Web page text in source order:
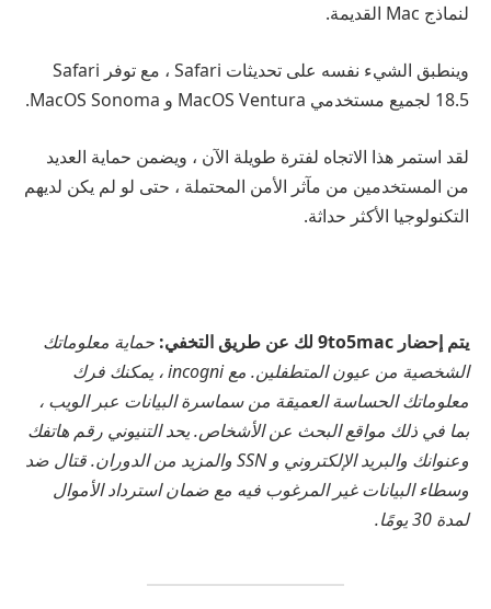
لنماذج Mac القديمة.
وينطبق الشيء نفسه على تحديثات Safari ، مع توفر Safari
18.5 لجميع مستخدمي MacOS Ventura و MacOS Sonoma.
لقد استمر هذا الاتجاه لفترة طويلة الآن ، ويضمن حماية العديد
من المستخدمين من مآثر الأمن المحتملة ، حتى لو لم يكن لديهم
التكنولوجيا الأكثر حداثة.
يتم إحضار 9to5mac لك عن طريق التخفي:
حماية معلوماتك
الشخصية من عيون المتطفلين. مع incogni ، يمكنك فرك
معلوماتك الحساسة العميقة من سماسرة البيانات عبر الويب ،
بما في ذلك مواقع البحث عن الأشخاص. يحد التنيوني رقم هاتفك
وعنوانك والبريد الإلكتروني و SSN والمزيد من الدوران. قتال ضد
وسطاء البيانات غير المرغوب فيه مع ضمان استرداد الأموال
لمدة 30 يومًا.